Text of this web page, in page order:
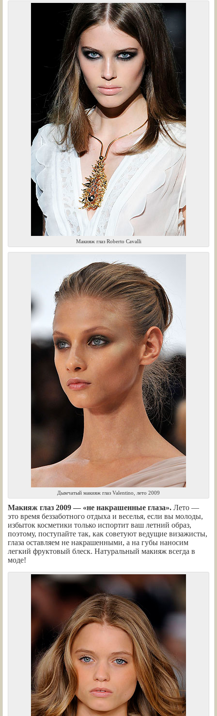
Макияж глаз Roberto Cavalli
Дымчатый макияж глаз Valentino, лето 2009
Макияж глаз 2009 — «не накрашенные глаза». Лето —
это время беззаботного отдыха и веселья, если вы молоды,
избыток косметики только испортит ваш летний образ,
поэтому, поступайте так, как советуют ведущие визажисты,
глаза оставляем не накрашенными, а на губы наносим
легкий фруктовый блеск. Натуральный макияж всегда в
моде!